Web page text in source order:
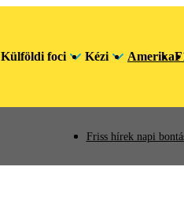
Külföldi foci Kézi Amerika
Friss hírek napi